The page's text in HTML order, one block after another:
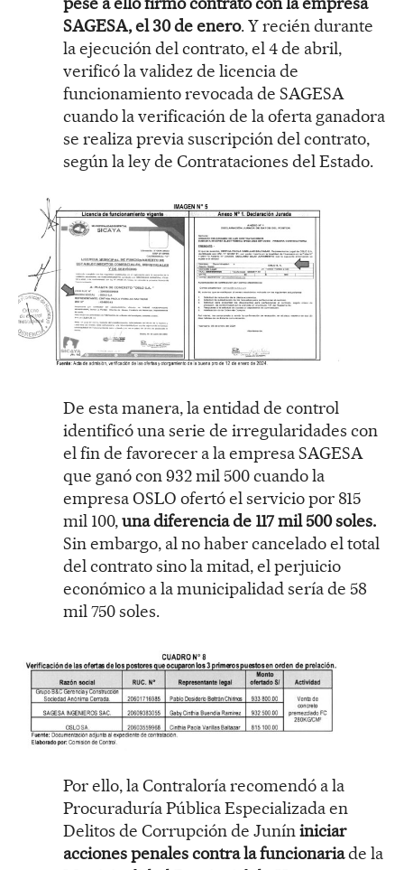
SAGESA, el 30 de enero. Y recién durante
la ejecución del contrato, el 4 de abril,
verificó la validez de licencia de
funcionamiento revocada de SAGESA
cuando la verificación de la oferta ganadora
se realiza previa suscripción del contrato,
según la ley de Contrataciones del Estado.
De esta manera, la entidad de control
identificó una serie de irregularidades con
el fin de favorecer a la empresa SAGESA
que ganó con 932 mil 500 cuando la
empresa OSLO ofertó el servicio por 815
mil 100,una diferencia de 117 mil 500 soles.
Sin embargo, al no haber cancelado el total
del contrato sino la mitad, el perjuicio
económico a la municipalidad sería de 58
mil 750 soles.
Por ello, la Contraloría recomendó a la
Procuraduría Pública Especializada en
Delitos de Corrupción de Juníniniciar
acciones penales contra la funcionariade la